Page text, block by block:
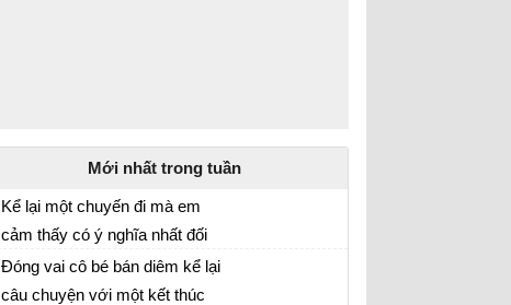
Mới nhất trong tuần
Kể lại một chuyến đi mà em
cảm thấy có ý nghĩa nhất đối
với mình
Kể về một chuyến du lịch đáng nhớ của em
Đóng vai cô bé bán diêm kể lại
câu chuyện với một kết thúc